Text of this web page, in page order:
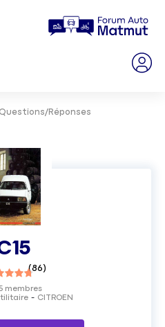
Questions/Réponses
(86)
CITROEN
membres